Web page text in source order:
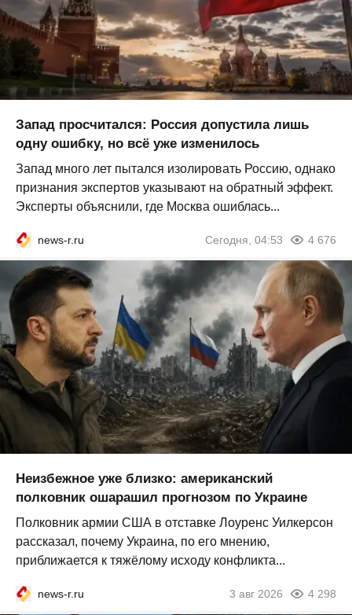
Запад просчитался: Россия допустила лишь
одну ошибку, но всё уже изменилось
Запад много лет пытался изолировать Россию, однако
признания экспертов указывают на обратный эффект.
Эксперты объяснили, где Москва ошиблась...
news-r.ru Сегодня, 04:53 4 676
Неизбежное уже близко: американский
полковник ошарашил прогнозом по Украине
Полковник армии США в отставке Лоуренс Уилкерсон
рассказал, почему Украина, по его мнению,
приближается к тяжёлому исходу конфликта...
news-r.ru 3 авг 2026 4 298